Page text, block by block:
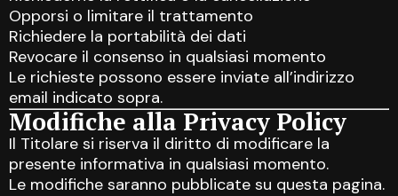
Opporsi o limitare il trattamento
Richiedere la portabilità dei dati
Revocare il consenso in qualsiasi momento
Le richieste possono essere inviate all’indirizzo
email indicato sopra.
Modifiche alla Privacy Policy
Il Titolare si riserva il diritto di modificare la
presente informativa in qualsiasi momento.
Le modifiche saranno pubblicate su questa pagina.